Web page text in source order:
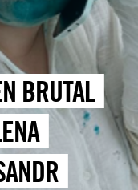
BRUTAL